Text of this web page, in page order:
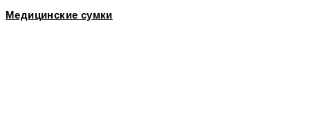
Медицинские сумки